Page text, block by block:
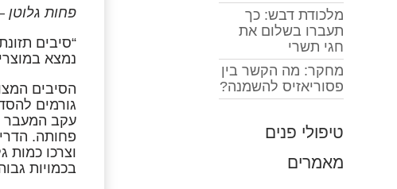
מלכודת דבש: כך
תעברו בשלום את
חגי תשרי
מחקר: מה הקשר בין
פסוריאזיס להשמנה?
טיפולי פנים
מאמרים
פחות גלוטן
“סיבים
נמצא
הסיבים
גורמים
עקב המעבר
פחותה.
וצרכו כמות
בכמויות